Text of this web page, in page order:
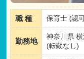
職 種 保育士 (認
勤務地
神奈川県
(転勤なし)